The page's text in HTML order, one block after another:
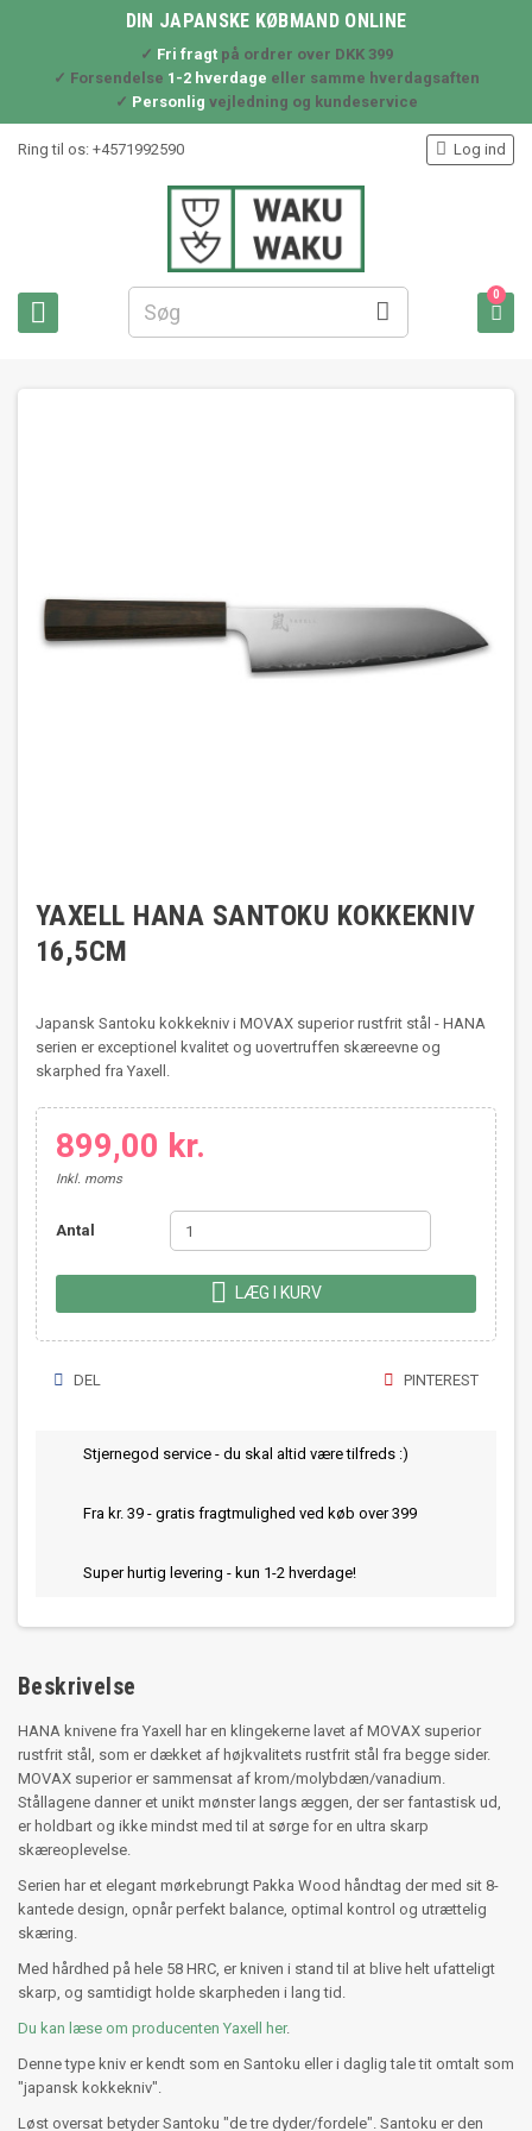
DIN JAPANSKE KØBMAND ONLINE
✓ Fri fragtpå ordrer over DKK 399
✓ Forsendelse 1-2 hverdage eller samme hverdagsaften
✓ Personlig vejledning og kundeservice
Ring til os: +4571992590
 
 Log ind

0
YAXELL HANA SANTOKU KOKKEKNIV
16,5CM
Japansk Santoku kokkekniv i MOVAX superior rustfrit stål - HANA
serien er exceptionel kvalitet og uovertruffen skæreevne og
skarphed fra Yaxell.
899,00 kr.
Inkl. moms
Antal
 LÆG I KURV
DEL PINTEREST
Stjernegod service - du skal altid være tilfreds :)
Fra kr. 39 - gratis fragtmulighed ved køb over 399
Super hurtig levering - kun 1-2 hverdage!
Beskrivelse
HANA knivene fra Yaxell har en klingekerne lavet af MOVAX superior
rustfrit stål, som er dækket af højkvalitets rustfrit stål fra begge sider.
MOVAX superior er sammensat af krom/molybdæn/vanadium.
Stållagene danner et unikt mønster langs æggen, der ser fantastisk ud,
er holdbart og ikke mindst med til at sørge for en ultra skarp
skæreoplevelse.
Serien har et elegant mørkebrungt Pakka Wood håndtag der med sit 8-
kantede design, opnår perfekt balance, optimal kontrol og utrættelig
skæring.
Med hårdhed på hele 58 HRC, er kniven i stand til at blive helt ufatteligt
skarp, og samtidigt holde skarpheden i lang tid.
Du kan læse om producenten Yaxell her.
Denne type kniv er kendt som en Santoku eller i daglig tale tit omtalt som
"japansk kokkekniv".
Løst oversat betyder Santoku "de tre dyder/fordele". Santoku er den